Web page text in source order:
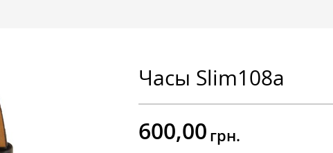
ЧАСЫ ЖЕНСКИЕ
ЧАСЫ
УНИСЕКС
Часы Slim108a
600,00 грн.